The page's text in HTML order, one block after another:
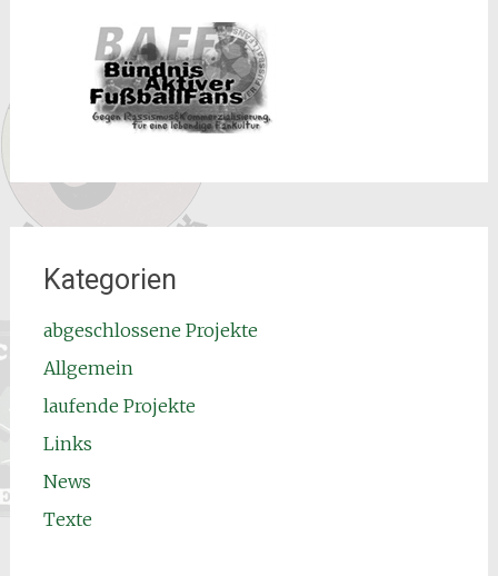
Kategorien
abgeschlossene Projekte
Allgemein
laufende Projekte
Links
News
Texte